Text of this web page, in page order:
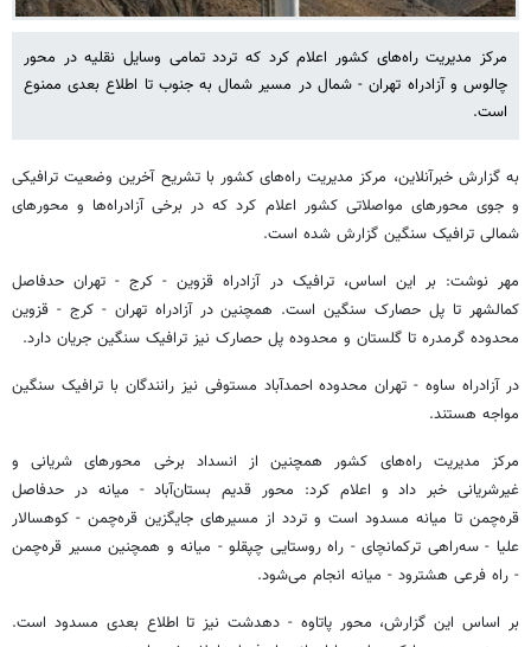
مرکز مدیریت راه‌های کشور اعلام کرد که تردد تمامی وسایل نقلیه در محور
چالوس و آزادراه تهران - شمال در مسیر شمال به جنوب تا اطلاع بعدی ممنوع
است.
به گزارش خبرآنلاین، مرکز مدیریت راه‌های کشور با تشریح آخرین وضعیت ترافیکی
و جوی محورهای مواصلاتی کشور اعلام کرد که در برخی آزادراه‌ها و محورهای
شمالی ترافیک سنگین گزارش شده است.
مهر نوشت: بر این اساس، ترافیک در آزادراه قزوین - کرج - تهران حدفاصل
کمالشهر تا پل حصارک سنگین است. همچنین در آزادراه تهران - کرج - قزوین
محدوده گرمدره تا گلستان و محدوده پل حصارک نیز ترافیک سنگین جریان دارد.
در آزادراه ساوه - تهران محدوده احمدآباد مستوفی نیز رانندگان با ترافیک سنگین
مواجه هستند.
مرکز مدیریت راه‌های کشور همچنین از انسداد برخی محورهای شریانی و
غیرشریانی خبر داد و اعلام کرد: محور قدیم بستان‌آباد - میانه در حدفاصل
قره‌چمن تا میانه مسدود است و تردد از مسیرهای جایگزین قره‌چمن - کوهسالار
علیا - سه‌راهی ترکمانچای - راه روستایی چپقلو - میانه و همچنین مسیر قره‌چمن
- راه فرعی هشترود - میانه انجام می‌شود.
بر اساس این گزارش، محور پاتاوه - دهدشت نیز تا اطلاع بعدی مسدود است.